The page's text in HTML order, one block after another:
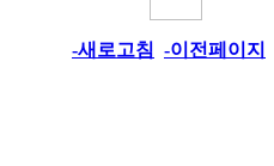
-새로고침 -이전페이지